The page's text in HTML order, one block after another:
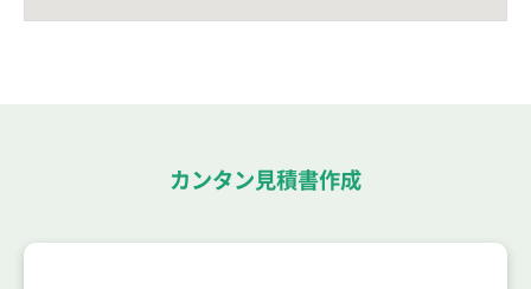
カンタン見積書作成